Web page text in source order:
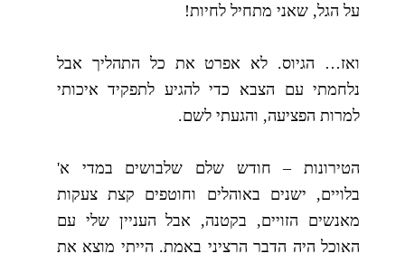
על הגל, שאני מתחיל לחיות!
ואז… הגיוס. לא אפרט את כל התהליך אבל
נלחמתי עם הצבא כדי להגיע לתפקיד איכותי
למרות הפציעה, והגעתי לשם.
הטירונות – חודש שלם שלבושים במדי א'
בלויים, ישנים באוהלים וחוטפים קצת צעקות
מאנשים הזויים, בקטנה, אבל העניין שלי עם
האוכל היה הדבר הרציני באמת. הייתי מוצא את